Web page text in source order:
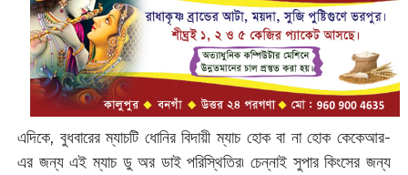
এদিকে, বুধবারের ম্যাচটি ধোনির বিদায়ী ম্যাচ হোক বা না হোক কেকেআর-
এর জন্য এই ম্যাচ ডু অর ডাই পরিস্থিতির৷ চেন্নাই সুপার কিংসের জন্য